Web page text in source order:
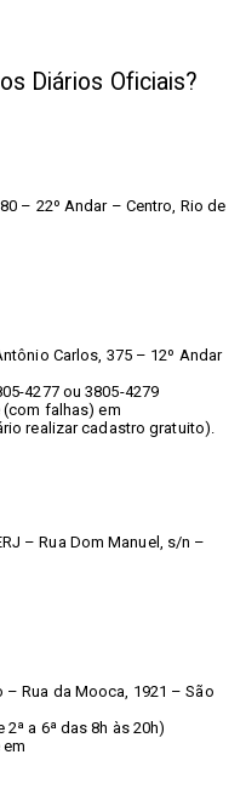
Diários Oficiais?
– 22º Andar – Centro, Rio de
Carlos, 375 – 12º Andar
4277 ou 3805-4279
(com falhas) em
realizar cadastro gratuito).
– Rua Dom Manuel, s/n –
Rua da Mooca, 1921 – São
a 6ª das 8h às 20h)